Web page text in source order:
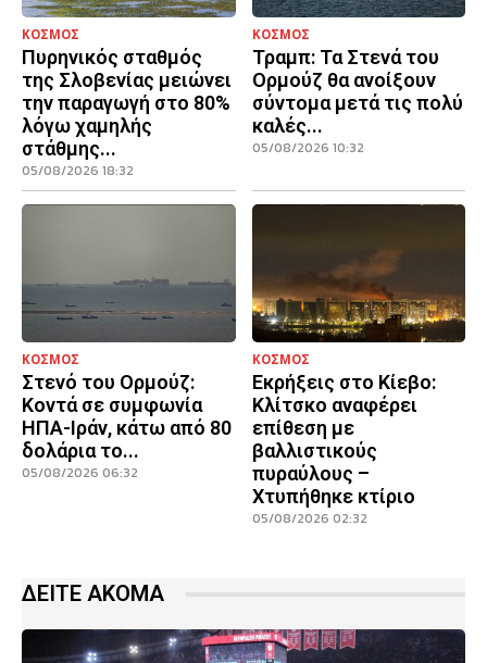
ΚΟΣΜΟΣ
Πυρηνικός σταθμός
της Σλοβενίας μειώνει
την παραγωγή στο 80%
λόγω χαμηλής
στάθμης...
05/08/2026 18:32
ΚΟΣΜΟΣ
Τραμπ: Τα Στενά του
Ορμούζ θα ανοίξουν
σύντομα μετά τις πολύ
καλές...
05/08/2026 10:32
ΚΟΣΜΟΣ
Στενό του Ορμούζ:
Κοντά σε συμφωνία
ΗΠΑ-Ιράν, κάτω από 80
δολάρια το...
05/08/2026 06:32
ΚΟΣΜΟΣ
Εκρήξεις στο Κίεβο:
Κλίτσκο αναφέρει
επίθεση με
βαλλιστικούς
πυραύλους –
Χτυπήθηκε κτίριο
05/08/2026 02:32
ΔΕΙΤΕ ΑΚΟΜΑ